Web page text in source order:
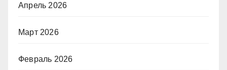
Апрель 2026
Март 2026
Февраль 2026